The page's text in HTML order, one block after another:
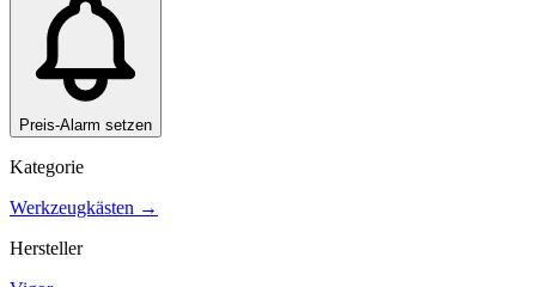
Preis-Alarm setzen
Kategorie
Werkzeugkästen →
Hersteller